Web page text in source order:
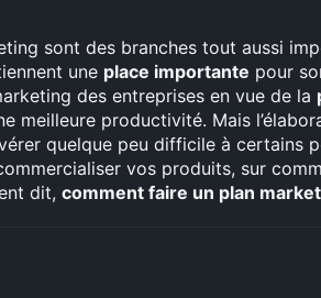
sont des branches tout aussi
une place importante pour
des entreprises en vue de la
meilleure productivité. Mais
quelque peu difficile à certains
vos produits, sur
dit, comment faire un plan